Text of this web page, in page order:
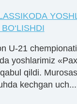
U-21
yoshlarimiz
qildi.
kechgan uch...